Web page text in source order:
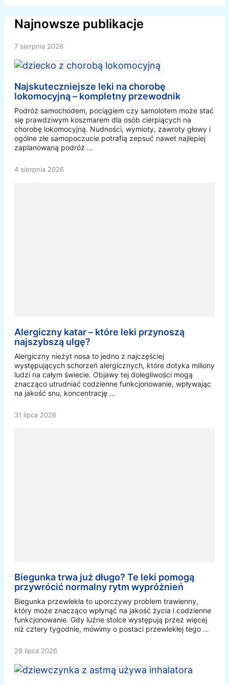
Najnowsze publikacje
7 sierpnia 2026
Najskuteczniejsze leki na chorobę
lokomocyjną – kompletny przewodnik
Podróż samochodem, pociągiem czy samolotem może stać
się prawdziwym koszmarem dla osób cierpiących na
chorobę lokomocyjną. Nudności, wymioty, zawroty głowy i
ogólne złe samopoczucie potrafią zepsuć nawet najlepiej
zaplanowaną podróż …
4 sierpnia 2026
Alergiczny katar – które leki przynoszą
najszybszą ulgę?
Alergiczny nieżyt nosa to jedno z najczęściej
występujących schorzeń alergicznych, które dotyka miliony
ludzi na całym świecie. Objawy tej dolegliwości mogą
znacząco utrudniać codzienne funkcjonowanie, wpływając
na jakość snu, koncentrację …
31 lipca 2026
Biegunka trwa już długo? Te leki pomogą
przywrócić normalny rytm wypróżnień
Biegunka przewlekła to uporczywy problem trawienny,
który może znacząco wpłynąć na jakość życia i codzienne
funkcjonowanie. Gdy luźne stolce występują przez więcej
niż cztery tygodnie, mówimy o postaci przewlekłej tego …
28 lipca 2026